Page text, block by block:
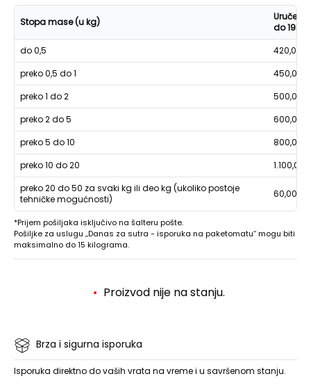
Stopa mase (u kg)
Uručenje
do 19h
do 0,5
420,00
preko 0,5 do 1
450,00
preko 1 do 2
500,00
preko 2 do 5
600,00
preko 5 do 10
800,00
preko 10 do 20
1.100,00
preko 20 do 50 za svaki kg ili deo kg (ukoliko postoje
tehničke mogućnosti)
60,00
*Prijem pošiljaka isključivo na šalteru pošte.
Pošiljke za uslugu „Danas za sutra - isporuka na paketomatu“ mogu biti
maksimalno do 15 kilograma.
Proizvod nije na stanju.
Brza i sigurna isporuka
Isporuka direktno do vaših vrata na vreme i u savršenom stanju.